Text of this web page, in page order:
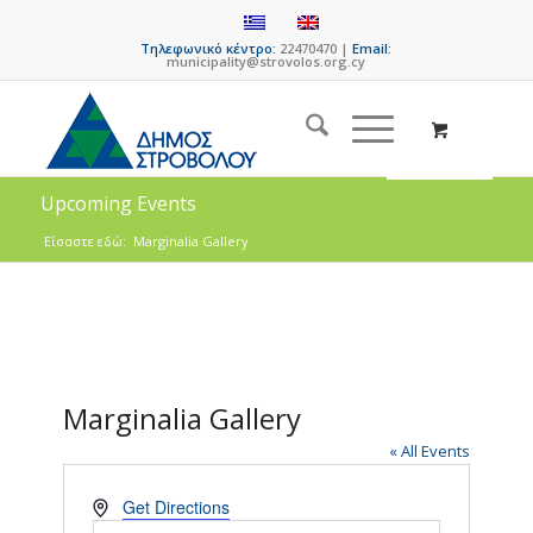
Τηλεφωνικό κέντρο: 22470470 |Email:
municipality@strovolos.org.cy
Upcoming Events
Είσαστε εδώ: Marginalia Gallery
Marginalia Gallery
« All Events
AddressGet Directions